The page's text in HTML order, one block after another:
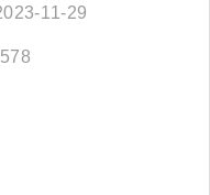
11-29